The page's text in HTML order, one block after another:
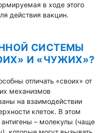
в ходе этого
действия вакцин.
СИСТЕМЫ
И «ЧУЖИХ»?
отличать «своих» от
механизмов
на взаимодействии
клеток. В этом
– молекулы (чаще